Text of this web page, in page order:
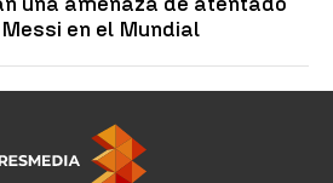
en el Mundial